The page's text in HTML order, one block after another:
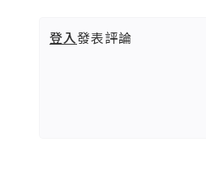
登入發表評論